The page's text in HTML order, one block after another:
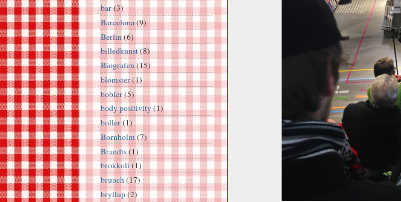
bar(3)
Barcelona(9)
Berlin(6)
billedkunst(8)
Biografen(15)
blomster(1)
bobler(5)
body positivity(1)
boller(1)
Bornholm(7)
Brandts(1)
brokkoli(1)
brunch(17)
bryllup(2)